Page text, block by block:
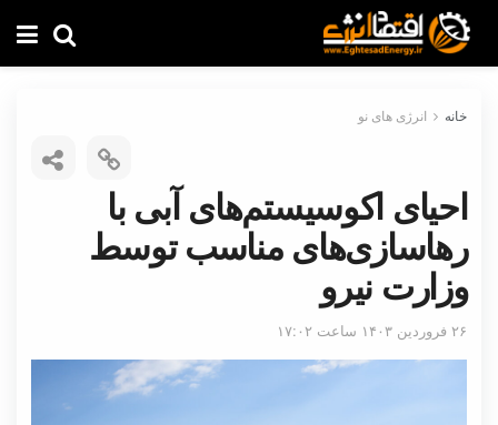
خانه انرژی های نو
احیای اکوسیستم‌های آبی با
رهاسازی‌های مناسب توسط
وزارت نیرو
۲۶ فروردین ۱۴۰۳ ساعت ۱۷:۰۲